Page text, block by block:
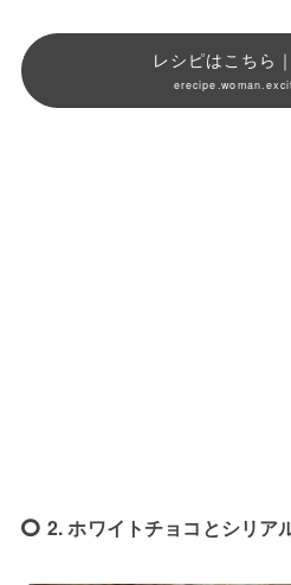
レシピはこちら
2. ホワイトチョコとシリア